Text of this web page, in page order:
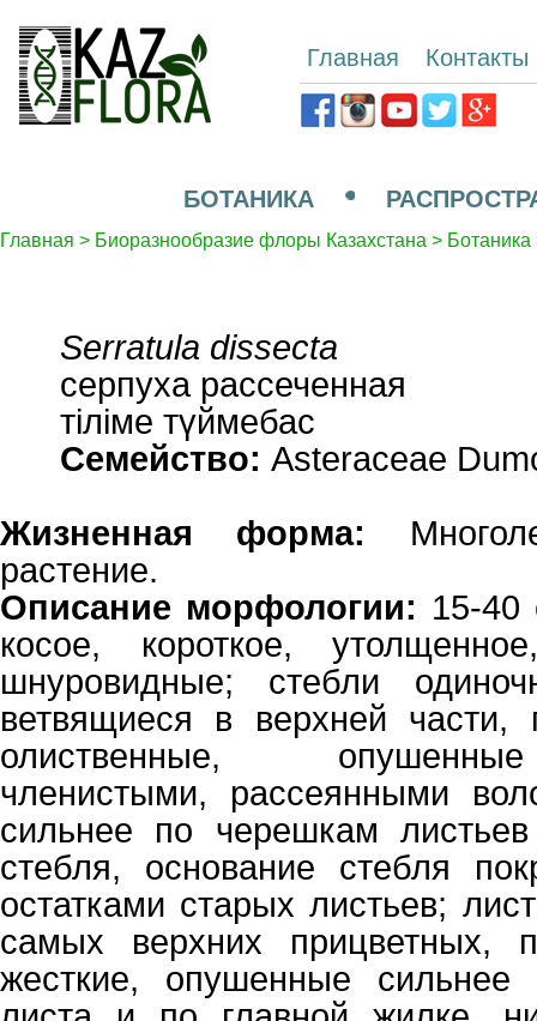
Главная Контакты
БОТАНИКА
Главная > Биоразнообразие флоры Казахстана > Ботаника
Serratula dissecta
серпуха рассеченная
тіліме түймебас
Семейство: Asteraceae
Жизненная форма:
растение.
Описание морфологии: 15-40
косое, короткое,
шнуровидные; стебли
ветвящиеся в верхней части,
олиственные,
членистыми, рассеянными
сильнее по черешкам
стебля, основание стебля
остатками старых листьев;
самых верхних прицветных,
жесткие, опушенные